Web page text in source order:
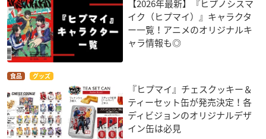
【2026年最新】『ヒプノシスマ
イク（ヒプマイ）』キャラクタ
ー一覧！アニメのオリジナルキ
ャラ情報も◎
食品 グッズ
『ヒプマイ』チェスクッキー＆
ティーセット缶が発売決定！各
ディビジョンのオリジナルデザ
イン缶は必見